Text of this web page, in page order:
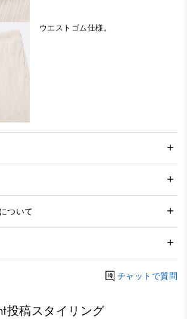
ウエストゴム仕様。
ついて
チャットで質問
投稿スタイリング